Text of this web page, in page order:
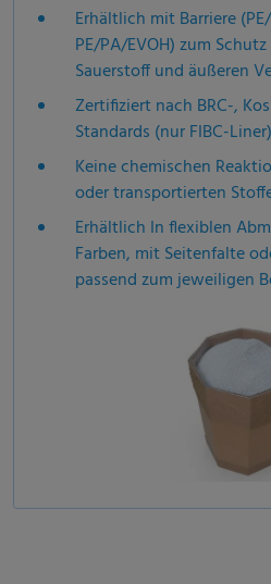
Erhältlich mit Barriere
PE/PA/EVOH) zum
Sauerstoff und äußeren
Zertifiziert nach BRC-,
Standards (nur FIBC-Liner)
Keine chemischen
oder transportierten
Erhältlich In flexiblen
Farben, mit Seitenfalte
passend zum jeweiligen